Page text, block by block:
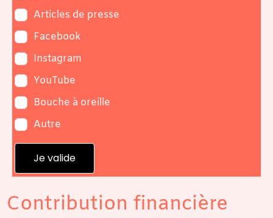
Articles de presse
Facebook
Instagram
YouTube
Bouche à oreille
Autre
Je valide
Contribution financière